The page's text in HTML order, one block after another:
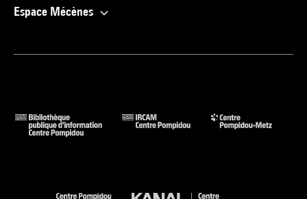
Espace Mécènes